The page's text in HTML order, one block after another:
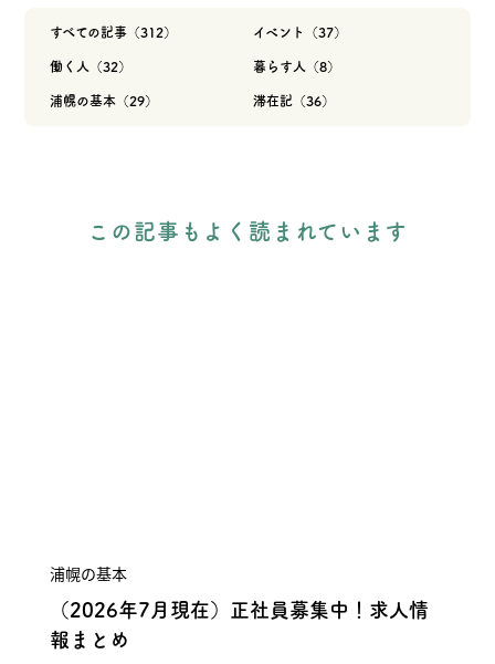
すべての記事（312） イベント（37）
働く人（32） 暮らす人（8）
浦幌の基本（29） 滞在記（36）
この記事もよく読まれています
浦幌の基本
（2026年7月現在）正社員募集中！求人情
報まとめ